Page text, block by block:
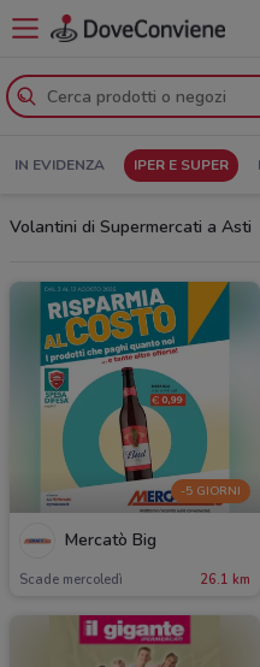
IN EVIDENZA IPER E SUPER
Volantini di Supermercati a Asti
-5 GIORNI
Mercatò Big
Scade mercoledì 26.1 km